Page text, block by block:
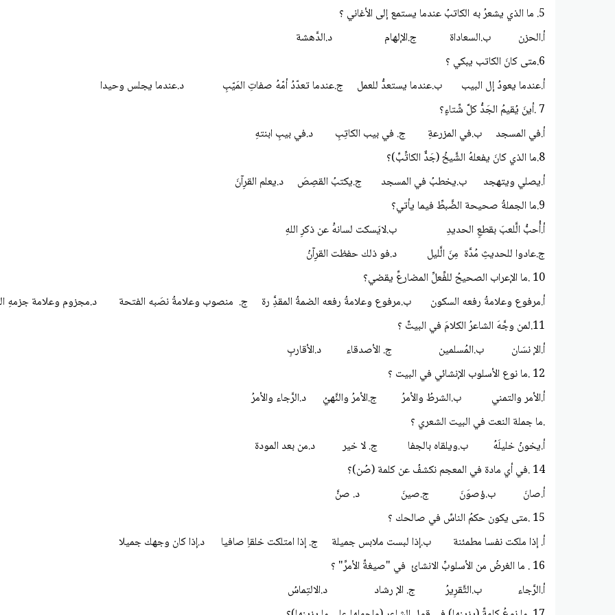
5. ما الذي يشعرُ به الكاتبُ عندما يستمع إلى الأغاني ؟
أ.الحزن ب.السعاداة ج.الإلهام د.الدَّهشة
6.متى كانَ الكاتب يبكي ؟
أ.عندما يعودُ إل البيب ب.عندما يستعدُّ للعمل ج.عندما تعدّدُ أمّهُ صفاتِ المَيّبِ د.عندما يجلس وحيدا
7 .أينَ يُقيمُ الجَدُّ كلَّ شِّتاءٍ؟
أ.في المسجد ب.في المزرعةِ ج. في بيب الكاتِبِ د.في بيبِ ابنتهِ
8.ما الذي كانَ يفعلهُ الشَّيخُ (جَدٌّ الكاتِّبِّ)؟
أ.يصلي ويتهجد ب.يخطبُ في المسجد ج.يكتبُ القصِصَ د.يعلم القرِآنَ
9.ما الجملةُ صحيحة الضَّبطِّ فيما يأتي؟
أ.أُحبُّ الَّلعبَ بقطعِ الحديدِ ب.لايَسكت لسانهَُ عن ذكرِ اللهِ
ج.عادوا للحديثِ مُدَّة مِنَ الَّليل د.فو ذلك حفظت القرِآنُ
10 .ما الإعراب الصحيحُ للفِّعلِّ المضارعِّ يقضي؟
أ.مرفوع وعلامةُ رفعه السكون ب.مرفوع وعلامةُ رفعه الضمةُ المقدَِّ رة ج. منصوب وعلامةُ نصَبه الفتحة د.مجزوم وعلامة جزمهِ
11.لمن وجَّهَ الشاعرُ الكلامَ في البيتِّ ؟
أ.الإ نسَان ب.المُسلمين ج. الأصدقاء د.الأقاربِ
12 .ما نوع الأسلوب الإنشائي في البيت ؟
أ.الأمر والتمني ب.الشرطُ والأمرُ ج.الأمرُ والنَّهيُ د.الرَّجاء والأمرُ
.ما جملة النعت في البيت الشعري ؟
أ.يخونُ خليلَهُ ب.ويلقاه بالجفا ج. لا خير د.من بعد المودة
14 .في أي مادة في المعجم نكشفُ عن كلمة (صُن)؟
أ.صانَ ب.ؤصوَنَ ج.صينَ د. صنَّ
15 .متى يكون حكمُ الناسِّ في صالحك ؟
أ. إذا ملكت نفسا مطمئنة ب.إذا لبست ملابس جميلة ج. إذا امتلكت خلقاِ صافيا د.إذا كان وجهك جميلا
16 . ما الغرضُ من الأسلوبِّ الانشائ في "صيغةِّ الأمرِّ" ؟
أ.الرَّجاء ب.التَّقرِيرُ ج. الإ رشاد د.الالتِماسُ